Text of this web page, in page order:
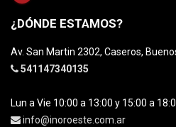
¿DÓNDE ESTAMOS?
Av. San Martin 2302, Caseros,
541147340135
Lun a Vie 10:00 a 13:00 y 15:00 a
info@inoroeste.com.ar